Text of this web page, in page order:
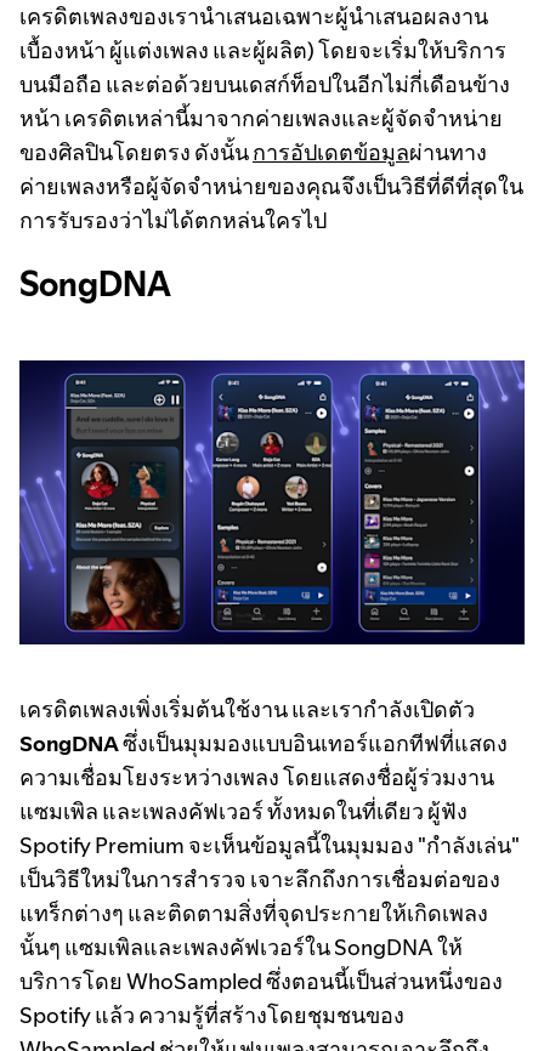
เครดิตเพลงของเรานำเสนอเฉพาะผู้นำเสนอผลงาน
เบื้องหน้า ผู้แต่งเพลง และผู้ผลิต) โดยจะเริ่มให้บริการ
บนมือถือ และต่อด้วยบนเดสก์ท็อปในอีกไม่กี่เดือนข้าง
หน้า เครดิตเหล่านี้มาจากค่ายเพลงและผู้จัดจำหน่าย
ของศิลปินโดยตรง ดังนั้นการอัปเดตข้อมูลผ่านทาง
ค่ายเพลงหรือผู้จัดจำหน่ายของคุณจึงเป็นวิธีที่ดีที่สุดใน
การรับรองว่าไม่ได้ตกหล่นใครไป
SongDNA
เครดิตเพลงเพิ่งเริ่มต้นใช้งาน และเรากำลังเปิดตัว
SongDNAซึ่งเป็นมุมมองแบบอินเทอร์แอกทีฟที่แสดง
ความเชื่อมโยงระหว่างเพลง โดยแสดงชื่อผู้ร่วมงาน
แซมเพิล และเพลงคัฟเวอร์ ทั้งหมดในที่เดียว ผู้ฟัง
Spotify Premium จะเห็นข้อมูลนี้ในมุมมอง "กำลังเล่น"
เป็นวิธีใหม่ในการสำรวจ เจาะลึกถึงการเชื่อมต่อของ
แทร็กต่างๆ และติดตามสิ่งที่จุดประกายให้เกิดเพลง
นั้นๆ แซมเพิลและเพลงคัฟเวอร์ใน SongDNA ให้
บริการโดย WhoSampled ซึ่งตอนนี้เป็นส่วนหนึ่งของ
Spotify แล้ว ความรู้ที่สร้างโดยชุมชนของ